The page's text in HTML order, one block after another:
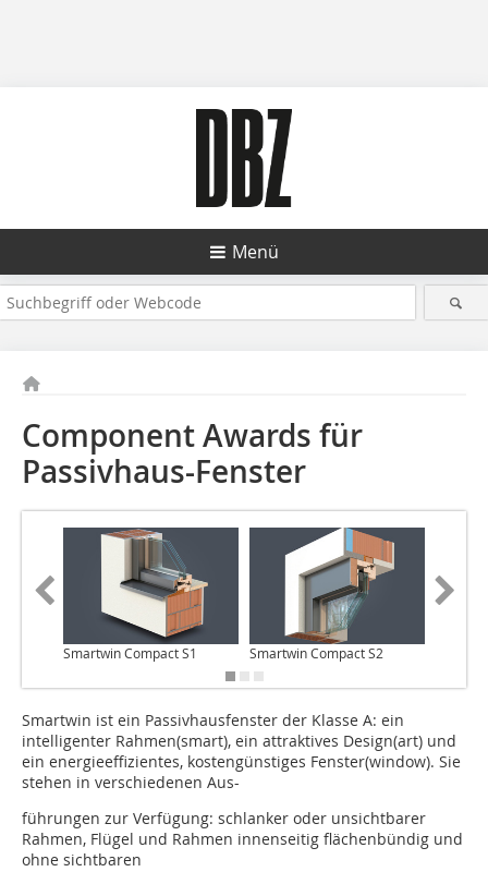
Menü
Component Awards für
Passivhaus-Fenster
Smartwin Compact S1 Smartwin Compact S2
Smartwin ist ein Passivhausfenster der Klasse A: ein
intelligenter Rahmen(smart), ein attraktives Design(art) und
ein energieeffizientes, kostengünstiges Fenster(window). Sie
stehen in verschiedenen Aus-
führun­gen zur Verfügung: schlanker oder unsichtbarer
Rahmen, Flügel und Rahmen innenseitig flächenbündig und
ohne sichtbaren